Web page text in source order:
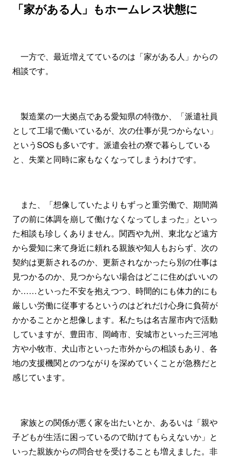
「家がある人」もホームレス状態に
一方で、最近増えてているのは「家がある人」からの
相談です。
製造業の一大拠点である愛知県の特徴か、「派遣社員
として工場で働いているが、次の仕事が見つからない」
というSOSも多いです。派遣会社の寮で暮らしている
と、失業と同時に家もなくなってしまうわけです。
また、「想像していたよりもずっと重労働で、期間満
了の前に体調を崩して働けなくなってしまった」といっ
た相談も珍しくありません。関西や九州、東北など遠方
から愛知に来て身近に頼れる親族や知人もおらず、次の
契約は更新されるのか、更新されなかったら別の仕事は
見つかるのか、見つからない場合はどこに住めばいいの
か……といった不安を抱えつつ、時間的にも体力的にも
厳しい労働に従事するというのはどれだけ心身に負荷が
かかることかと想像します。私たちは名古屋市内で活動
していますが、豊田市、岡崎市、安城市といった三河地
方や小牧市、犬山市といった市外からの相談もあり、各
地の支援機関とのつながりを深めていくことが急務だと
感じています。
家族との関係が悪く家を出たいとか、あるいは「親や
子どもが生活に困っているので助けてもらえないか」と
いった親族からの問合せを受けることも増えました。非